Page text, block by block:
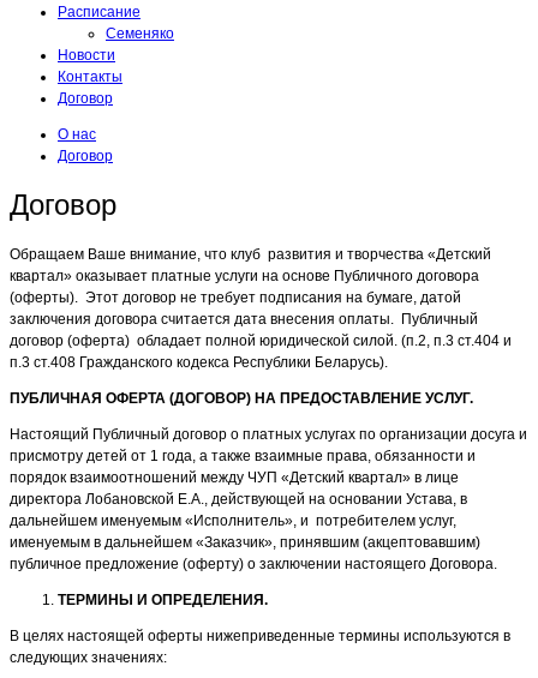
Расписание
Семеняко
Новости
Контакты
Договор
О нас
Договор
Договор
Обращаем Ваше внимание, что клуб развития и творчества «Детский
квартал» оказывает платные услуги на основе Публичного договора
(оферты). Этот договор не требует подписания на бумаге, датой
заключения договора считается дата внесения оплаты. Публичный
договор (оферта) обладает полной юридической силой. (п.2, п.3 ст.404 и
п.3 ст.408 Гражданского кодекса Республики Беларусь).
ПУБЛИЧНАЯ ОФЕРТА (ДОГОВОР) НА ПРЕДОСТАВЛЕНИЕ УСЛУГ.
Настоящий Публичный договор о платных услугах по организации досуга и
присмотру детей от 1 года, а также взаимные права, обязанности и
порядок взаимоотношений между ЧУП «Детский квартал» в лице
директора Лобановской Е.А., действующей на основании Устава, в
дальнейшем именуемым «Исполнитель», и потребителем услуг,
именуемым в дальнейшем «Заказчик», принявшим (акцептовавшим)
публичное предложение (оферту) о заключении настоящего Договора.
ТЕРМИНЫ И ОПРЕДЕЛЕНИЯ.
В целях настоящей оферты нижеприведенные термины используются в
следующих значениях: